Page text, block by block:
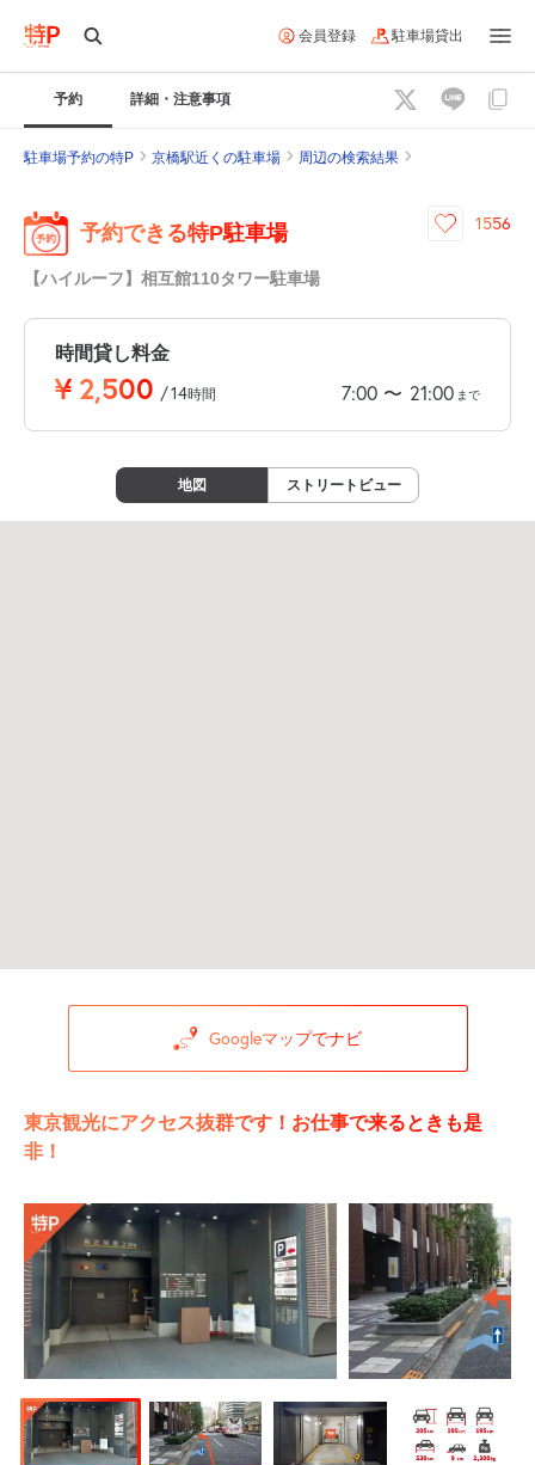
会員登録 駐車場貸出
予約 詳細・注意事項
駐車場予約の特P 京橋駅近くの駐車場 周辺の検索結果
予約できる特P駐車場
【ハイルーフ】相互館110タワー駐車場
1556
時間貸し料金
¥ 2,500 /14時間 7:00 〜 21:00 まで
地図 ストリートビュー
Googleマップでナビ
東京観光にアクセス抜群です！お仕事で来るときも是
非！